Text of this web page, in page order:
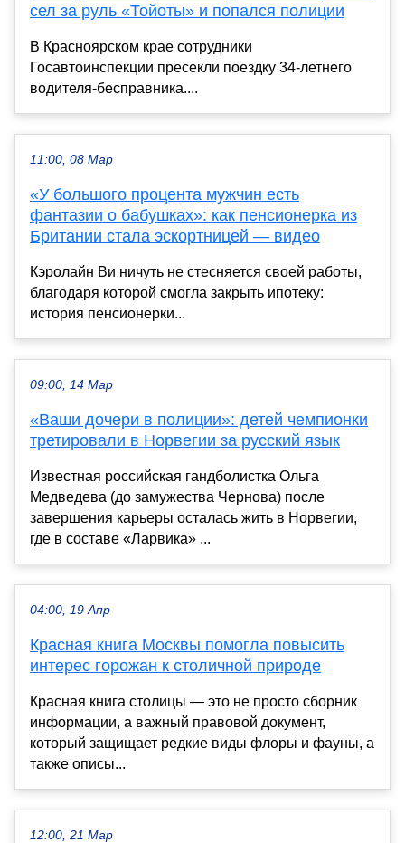
сел за руль «Тойоты» и попался полиции
В Красноярском крае сотрудники
Госавтоинспекции пресекли поездку 34-летнего
водителя-бесправника....
11:00, 08 Мар
«У большого процента мужчин есть
фантазии о бабушках»: как пенсионерка из
Британии стала эскортницей — видео
Кэролайн Ви ничуть не стесняется своей работы,
благодаря которой смогла закрыть ипотеку:
история пенсионерки...
09:00, 14 Мар
«Ваши дочери в полиции»: детей чемпионки
третировали в Норвегии за русский язык
Известная российская гандболистка Ольга
Медведева (до замужества Чернова) после
завершения карьеры осталась жить в Норвегии,
где в составе «Ларвика» ...
04:00, 19 Апр
Красная книга Москвы помогла повысить
интерес горожан к столичной природе
Красная книга столицы — это не просто сборник
информации, а важный правовой документ,
который защищает редкие виды флоры и фауны, а
также описы...
12:00, 21 Мар